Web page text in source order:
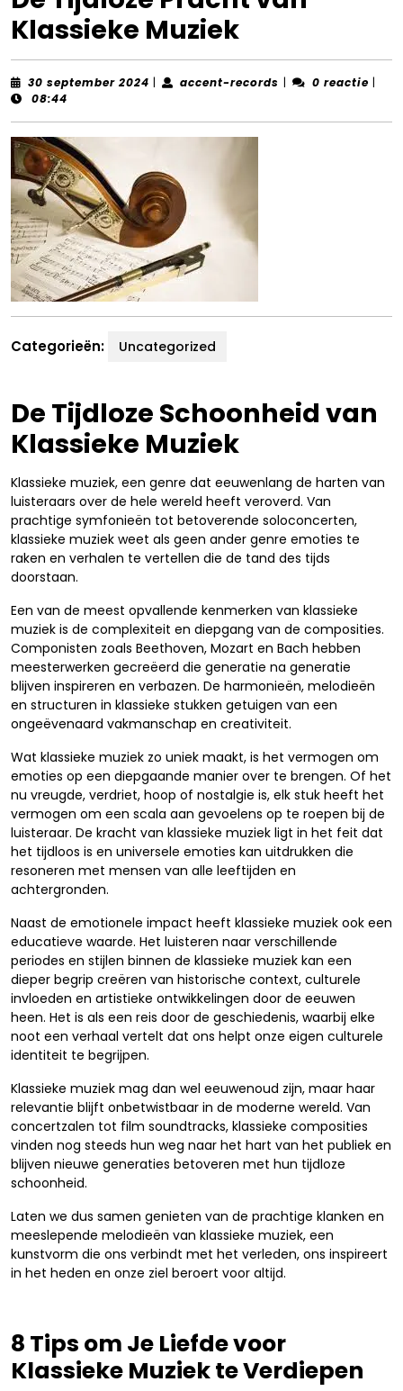
Klassieke Muziek
30 september 2024 30
| accent-records accent-
| 0 reactie |
08:44
Categorieën: Uncategorized
De Tijdloze Schoonheid van
Klassieke Muziek
Klassieke muziek, een genre dat eeuwenlang de harten van
luisteraars over de hele wereld heeft veroverd. Van
prachtige symfonieën tot betoverende soloconcerten,
klassieke muziek weet als geen ander genre emoties te
raken en verhalen te vertellen die de tand des tijds
doorstaan.
Een van de meest opvallende kenmerken van klassieke
muziek is de complexiteit en diepgang van de composities.
Componisten zoals Beethoven, Mozart en Bach hebben
meesterwerken gecreëerd die generatie na generatie
blijven inspireren en verbazen. De harmonieën, melodieën
en structuren in klassieke stukken getuigen van een
ongeëvenaard vakmanschap en creativiteit.
Wat klassieke muziek zo uniek maakt, is het vermogen om
emoties op een diepgaande manier over te brengen. Of het
nu vreugde, verdriet, hoop of nostalgie is, elk stuk heeft het
vermogen om een scala aan gevoelens op te roepen bij de
luisteraar. De kracht van klassieke muziek ligt in het feit dat
het tijdloos is en universele emoties kan uitdrukken die
resoneren met mensen van alle leeftijden en
achtergronden.
Naast de emotionele impact heeft klassieke muziek ook een
educatieve waarde. Het luisteren naar verschillende
periodes en stijlen binnen de klassieke muziek kan een
dieper begrip creëren van historische context, culturele
invloeden en artistieke ontwikkelingen door de eeuwen
heen. Het is als een reis door de geschiedenis, waarbij elke
noot een verhaal vertelt dat ons helpt onze eigen culturele
identiteit te begrijpen.
Klassieke muziek mag dan wel eeuwenoud zijn, maar haar
relevantie blijft onbetwistbaar in de moderne wereld. Van
concertzalen tot film soundtracks, klassieke composities
vinden nog steeds hun weg naar het hart van het publiek en
blijven nieuwe generaties betoveren met hun tijdloze
schoonheid.
Laten we dus samen genieten van de prachtige klanken en
meeslepende melodieën van klassieke muziek, een
kunstvorm die ons verbindt met het verleden, ons inspireert
in het heden en onze ziel beroert voor altijd.
8 Tips om Je Liefde voor
Klassieke Muziek te Verdiepen